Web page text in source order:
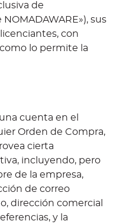
de
sus
con
lo permite la
cuenta en el
Orden de Compra,
cierta
incluyendo, pero
de la empresa,
de correo
dirección comercial
y la